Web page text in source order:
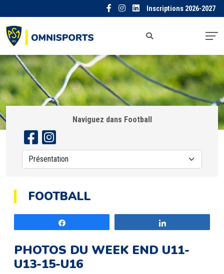
Inscriptions 2026-2027
Naviguez dans Football
FOOTBALL
PHOTOS DU WEEK END U11-
U13-15-U16